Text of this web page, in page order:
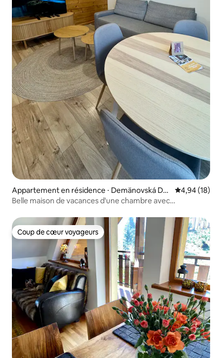
Appartement en résidence ⋅ Demänovská Doli
na
Évaluation
4,94 (18)
Belle maison de vacances d'une chambre avec
Coup de cœur voyageurs
Coup de cœur voyageurs